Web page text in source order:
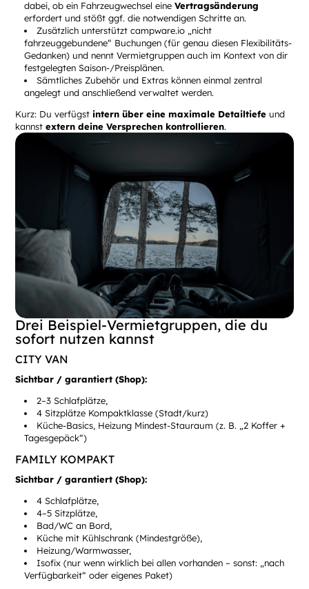
dabei, ob ein Fahrzeugwechsel eineVertragsänderung
erfordert und stößt ggf. die notwendigen Schritte an.
Zusätzlich unterstützt campware.io „nicht
fahrzeuggebundene“ Buchungen (für genau diesen Flexibilitäts-
Gedanken) und nennt Vermietgruppen auch im Kontext von dir
festgelegten Saison-/Preisplänen.
Sämtliches Zubehör und Extras können einmal zentral
angelegt und anschließend verwaltet werden.
Kurz: Du verfügst intern über eine maximale Detailtiefe und
kannstextern deine Versprechen kontrollieren.
Drei Beispiel-Vermietgruppen, die du
sofort nutzen kannst
CITY VAN
Sichtbar / garantiert (Shop):
2–3 Schlafplätze,
4 Sitzplätze Kompaktklasse (Stadt/kurz)
Küche-Basics, Heizung Mindest-Stauraum (z. B. „2 Koffer +
Tagesgepäck“)
FAMILY KOMPAKT
Sichtbar / garantiert (Shop):
4 Schlafplätze,
4–5 Sitzplätze,
Bad/WC an Bord,
Küche mit Kühlschrank (Mindestgröße),
Heizung/Warmwasser,
Isofix (nur wenn wirklich bei allen vorhanden – sonst: „nach
Verfügbarkeit“ oder eigenes Paket)